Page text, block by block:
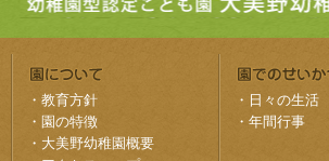
・ 教育方針
・ 園の特徴
・ 大美野幼稚園概要
・ 日々の生活
・ 年間行事